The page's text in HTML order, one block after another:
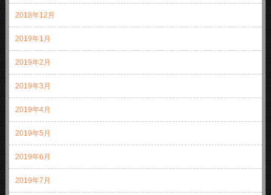
2018年12月
2019年1月
2019年2月
2019年3月
2019年4月
2019年5月
2019年6月
2019年7月